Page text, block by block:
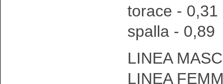
torace -
spalla - 0,89
LINEA
LINEA